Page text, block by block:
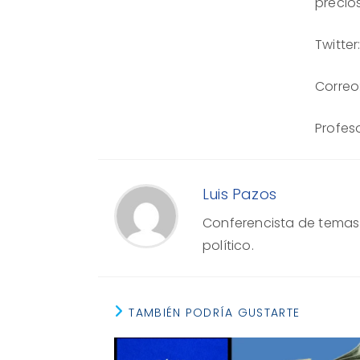
Luis Pazos
Conferencista de
político.
TAMBIÉN PODRÍA GUSTARTE